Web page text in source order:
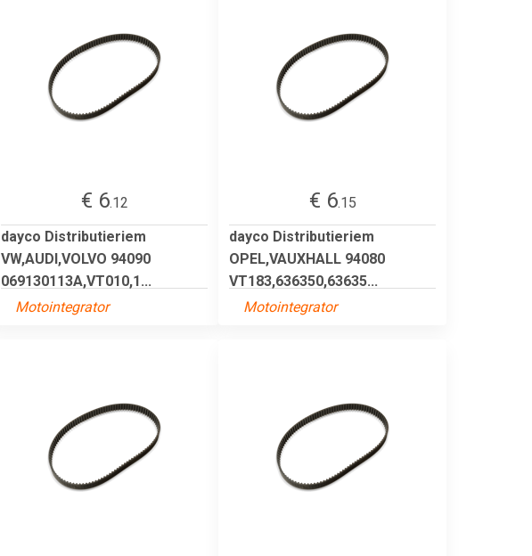
€ 6.12
dayco Distributieriem
VW,AUDI,VOLVO 94090
069130113A,VT010,1...
Motointegrator
€ 6.15
dayco Distributieriem
OPEL,VAUXHALL 94080
VT183,636350,63635...
Motointegrator